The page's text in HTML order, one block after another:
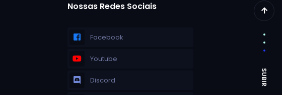
Nossas Redes Sociais
Facebook
Youtube
Discord